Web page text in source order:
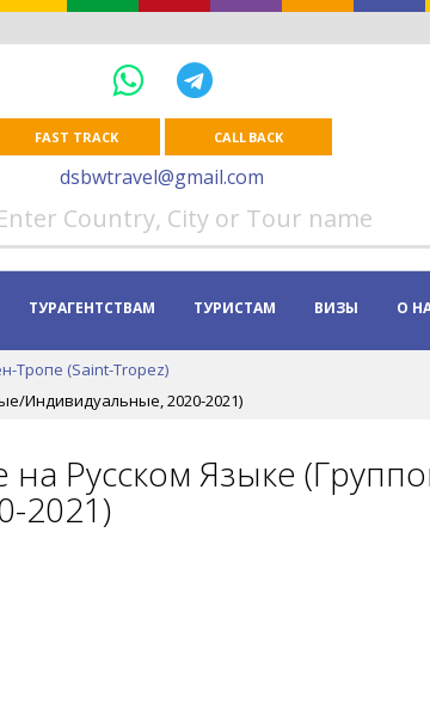
FAST TRACK CALL BACK
dsbwtravel@gmail.com
ТУРАГЕНТСТВАМ ТУРИСТАМ ВИЗЫ О
Тропе (Saint-Tropez)
Индивидуальные, 2020-2021)
на Русском Языке
2021)